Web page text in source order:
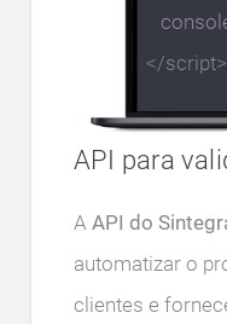
</script>
API para
A API do
automatizar o
clientes e